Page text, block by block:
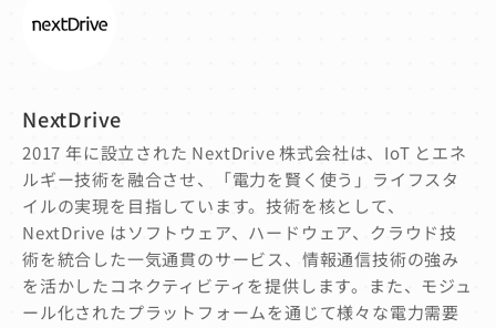
NextDrive
2017 年に設立された NextDrive 株式会社は、IoT とエネ
ルギー技術を融合させ、「電力を賢く使う」ライフスタ
イルの実現を目指しています。技術を核として、
NextDrive はソフトウェア、ハードウェア、クラウド技
術を統合した一気通貫のサービス、情報通信技術の強み
を活かしたコネクティビティを提供します。また、モジュ
ール化されたプラットフォームを通じて様々な電力需要